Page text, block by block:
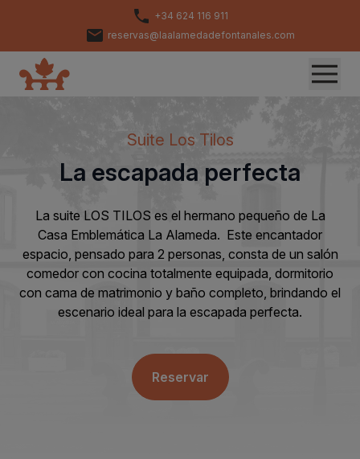
+34 624 116 911
reservas@laalamedadefontanales.com
Suite Los Tilos
La escapada perfecta
La suite LOS TILOS es el hermano pequeño de La
Casa Emblemática La Alameda. Este encantador
espacio, pensado para 2 personas, consta de un salón
comedor con cocina totalmente equipada, dormitorio
con cama de matrimonio y baño completo, brindando el
escenario ideal para la escapada perfecta.
Reservar